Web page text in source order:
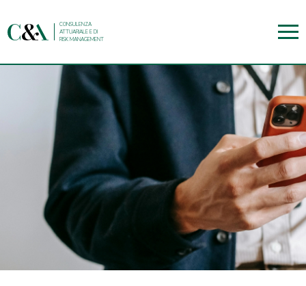
CONSULENZA
ATTUARIALE E DI
RISK MANAGEMENT